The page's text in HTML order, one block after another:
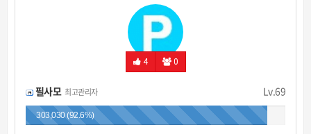
4 0
Lv.69
필사모 최고관리자
303,030 (92.6%)